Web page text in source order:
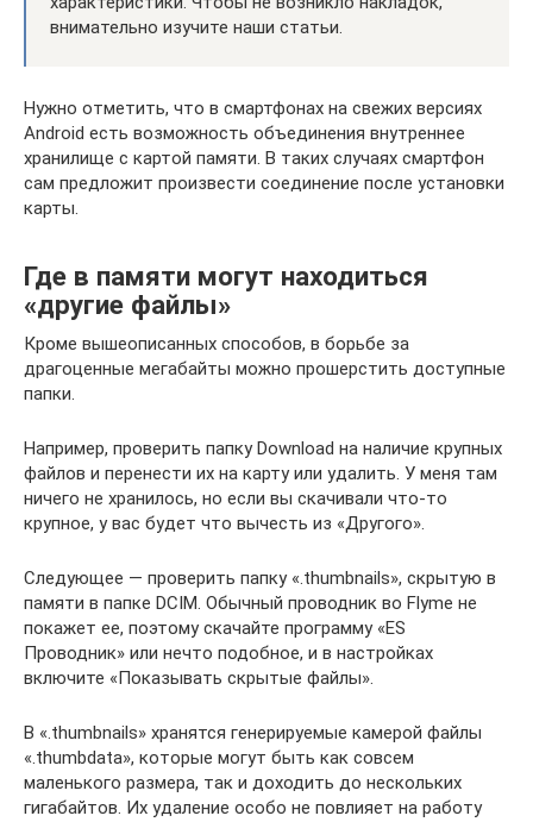
внимательно изучите наши статьи.
Нужно отметить, что в смартфонах на свежих версиях
Android есть возможность объединения внутреннее
хранилище с картой памяти. В таких случаях смартфон
сам предложит произвести соединение после установки
карты.
Где в памяти могут находиться
«другие файлы»
Кроме вышеописанных способов, в борьбе за
драгоценные мегабайты можно прошерстить доступные
папки.
Например, проверить папку Download на наличие крупных
файлов и перенести их на карту или удалить. У меня там
ничего не хранилось, но если вы скачивали что-то
крупное, у вас будет что вычесть из «Другого».
Следующее — проверить папку «.thumbnails», скрытую в
памяти в папке DCIM. Обычный проводник во Flyme не
покажет ее, поэтому скачайте программу «ES
Проводник» или нечто подобное, и в настройках
включите «Показывать скрытые файлы».
В «.thumbnails» хранятся генерируемые камерой файлы
«.thumbdata», которые могут быть как совсем
маленького размера, так и доходить до нескольких
гигабайтов. Их удаление особо не повлияет на работу